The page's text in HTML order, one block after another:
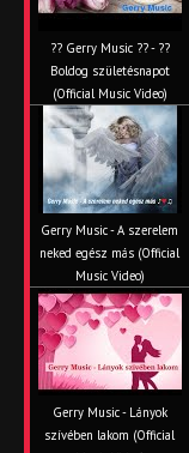
?? Gerry Music ?? - ??
Boldog születésnapot
(Official Music Video)
Gerry Music - A szerelem
neked egész más (Official
Music Video)
Gerry Music - Lányok
szívében lakom (Official